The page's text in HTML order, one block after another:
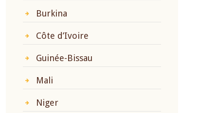
Burkina
Côte d’Ivoire
Guinée-Bissau
Mali
Niger